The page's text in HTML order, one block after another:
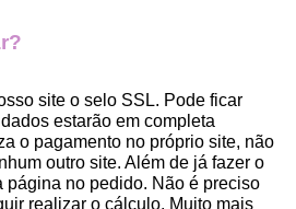
site o selo SSL. Pode ficar
estarão em completa
o pagamento no próprio site, não
outro site. Além de já fazer o
página no pedido. Não é preciso
realizar o cálculo. Muito mais